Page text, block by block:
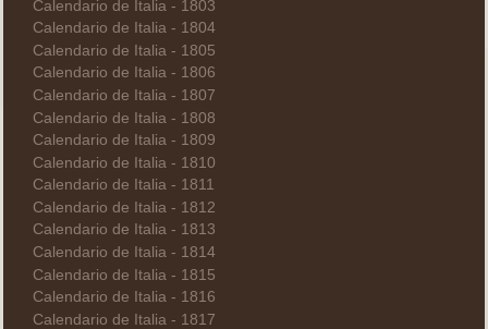
Calendario de Italia - 1803
Calendario de Italia - 1804
Calendario de Italia - 1805
Calendario de Italia - 1806
Calendario de Italia - 1807
Calendario de Italia - 1808
Calendario de Italia - 1809
Calendario de Italia - 1810
Calendario de Italia - 1811
Calendario de Italia - 1812
Calendario de Italia - 1813
Calendario de Italia - 1814
Calendario de Italia - 1815
Calendario de Italia - 1816
Calendario de Italia - 1817